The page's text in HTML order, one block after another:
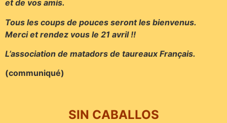
et de vos amis.
Tous les coups de pouces seront les bienvenus.
Merci et rendez vous le 21 avril !!
L’association de matadors de taureaux Français.
(communiqué)
SIN CABALLOS